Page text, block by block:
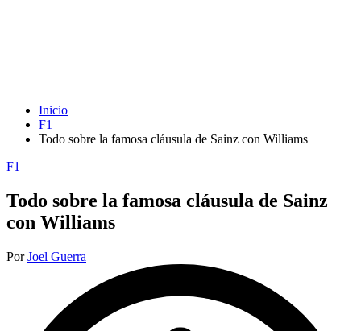
Inicio
F1
Todo sobre la famosa cláusula de Sainz con Williams
Publicada
F1
Todo sobre la famosa cláusula de Sainz
con Williams
Publicado
PorJoel Guerra